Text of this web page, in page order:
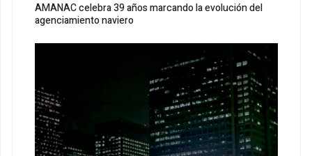
AMANAC celebra 39 años marcando la evolución del
agenciamiento naviero